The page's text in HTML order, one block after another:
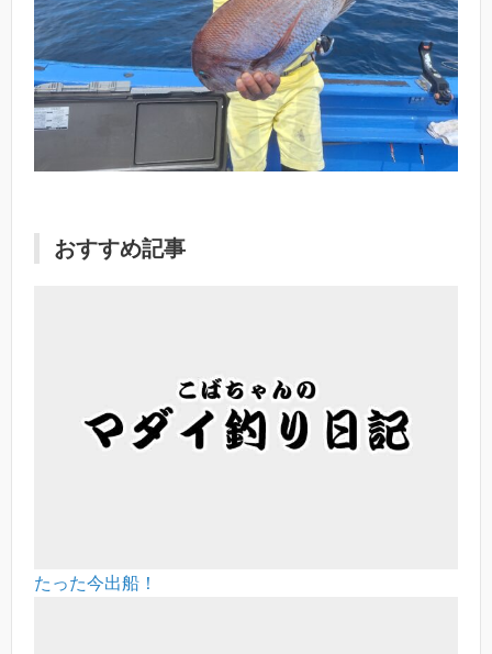
おすすめ記事
たった今出船！